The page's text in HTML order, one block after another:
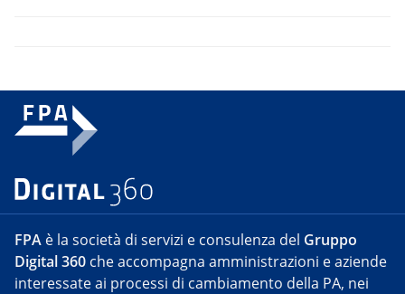
FPA è la società di servizi e consulenza del Gruppo
Digital 360 che accompagna amministrazioni e aziende
interessate ai processi di cambiamento della PA, nei